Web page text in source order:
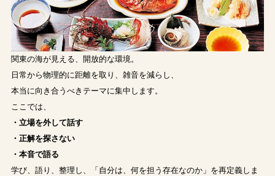
関東の海が見える、開放的な環境。
日常から物理的に距離を取り、雑音を減らし、
本当に向き合うべきテーマに集中します。
ここでは、
・立場を外して話す
・正解を探さない
・本音で語る
学び、語り、整理し、「自分は、何を担う存在なのか」を再定義しま